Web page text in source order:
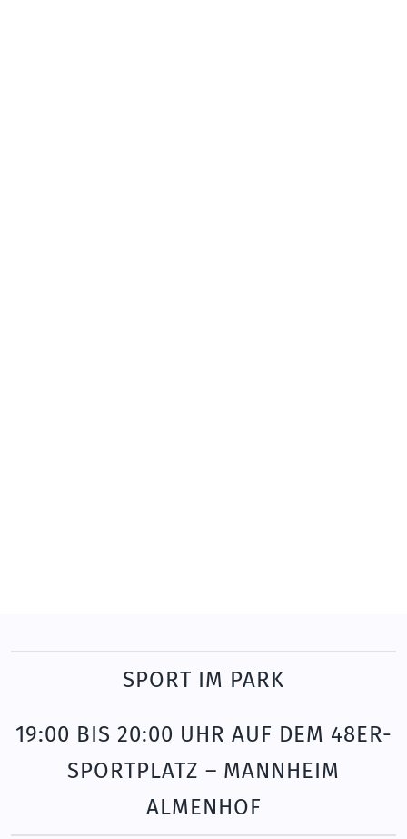
SPORT IM PARK
19:00 BIS 20:00 UHR AUF DEM 48ER-
SPORTPLATZ – MANNHEIM
ALMENHOF